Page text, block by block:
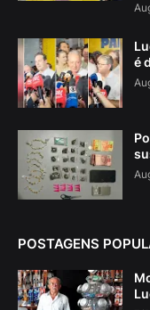
é
POSTAGENS